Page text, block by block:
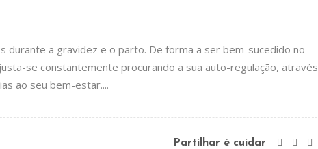
durante a gravidez e o parto. De forma a ser bem-sucedido no
se constantemente procurando a sua auto-regulação, através
ao seu bem-estar....
Partilhar é cuidar